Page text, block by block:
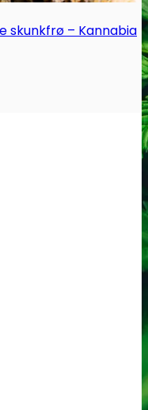
skunkfrø – Kannabia